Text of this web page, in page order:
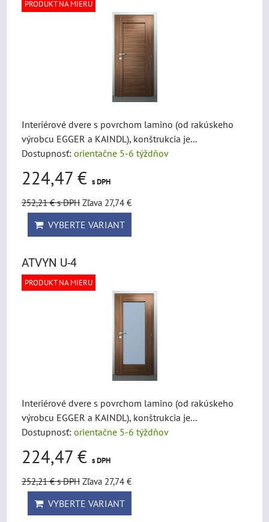
PRODUKT NA MIERU
Interiérové dvere s povrchom lamino (od rakúskeho
výrobcu EGGER a KAINDL), konštrukcia je...
Dostupnosť: orientačne 5-6 týždňov
224,47 € s DPH
252,21 €s DPH Zľava 27,74 €
VYBERTE VARIANT
ATVYN U-4
PRODUKT NA MIERU
Interiérové dvere s povrchom lamino (od rakúskeho
výrobcu EGGER a KAINDL), konštrukcia je...
Dostupnosť: orientačne 5-6 týždňov
224,47 € s DPH
252,21 €s DPH Zľava 27,74 €
VYBERTE VARIANT